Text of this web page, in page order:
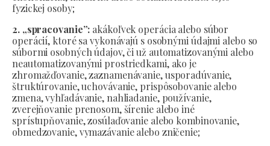
fyzickej osoby;
2. „spracovanie”: akákoľvek operácia alebo súbor
operácií, ktoré sa vykonávajú s osobnými údajmi alebo so
súbormi osobných údajov, či už automatizovanými alebo
neautomatizovanými prostriedkami, ako je
zhromažďovanie, zaznamenávanie, usporadúvanie,
štruktúrovanie, uchovávanie, prispôsobovanie alebo
zmena, vyhľadávanie, nahliadanie, používanie,
zverejňovanie prenosom, šírenie alebo iné
sprístupňovanie, zosúlaďovanie alebo kombinovanie,
obmedzovanie, vymazávanie alebo zničenie;